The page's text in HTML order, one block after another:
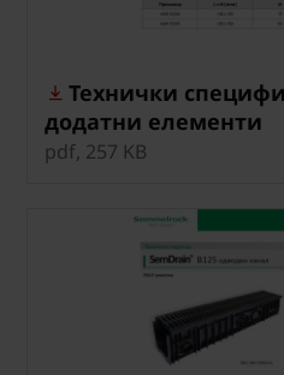
Технички
додатни елементи
pdf, 257 KB